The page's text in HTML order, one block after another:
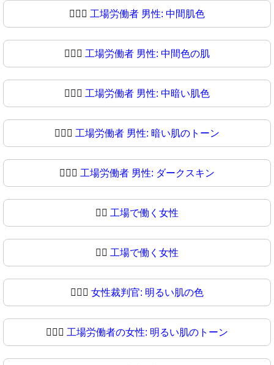
👨🏽‍⚖ 工場労働者 男性: 中間肌色
👨🏾‍⚖️ 工場労働者 男性: 中間色の肌
👨🏾‍⚖ 工場労働者 男性: 中暗い肌色
👨🏿‍⚖️ 工場労働者 男性: 暗い肌のトーン
👨🏿‍⚖ 工場労働者 男性: ダークスキン
👩‍⚖️ 工場で働く女性
👩‍⚖ 工場で働く女性
👩🏻‍⚖️ 女性裁判官: 明るい肌の色
👩🏻‍⚖ 工場労働者の女性: 明るい肌のトーン